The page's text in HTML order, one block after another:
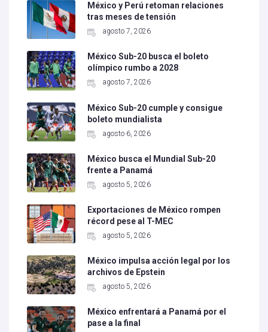
México y Perú retoman relaciones
tras meses de tensión
agosto 7, 2026
México Sub-20 busca el boleto
olímpico rumbo a 2028
agosto 7, 2026
México Sub-20 cumple y consigue
boleto mundialista
agosto 6, 2026
México busca el Mundial Sub-20
frente a Panamá
agosto 5, 2026
Exportaciones de México rompen
récord pese al T-MEC
agosto 5, 2026
México impulsa acción legal por los
archivos de Epstein
agosto 5, 2026
México enfrentará a Panamá por el
pase a la final